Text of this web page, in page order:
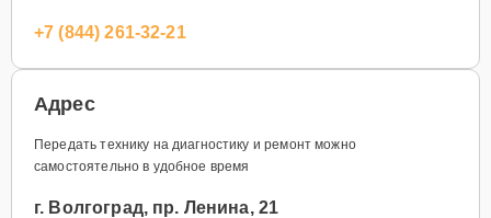
+7 (844) 261-32-21
Адрес
Передать технику на диагностику и ремонт можно
самостоятельно в удобное время
г. Волгоград, пр. Ленина, 21